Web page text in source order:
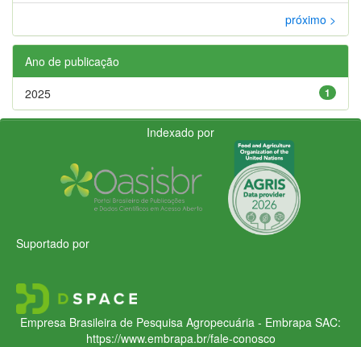
próximo >
Ano de publicação
1
2025
Indexado por
Suportado por
Empresa Brasileira de Pesquisa Agropecuária - Embrapa SAC:
https://www.embrapa.br/fale-conosco